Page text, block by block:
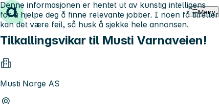
Hopp til innhold Meny
Tilkallingsvikar til Musti Varnaveien!
Musti Norge AS
Denne informasjonen er hentet ut av kunstig intelligens
for å hjelpe deg å finne relevante jobber. I noen få tilfeller
kan det være feil, så husk å sjekke hele annonsen.